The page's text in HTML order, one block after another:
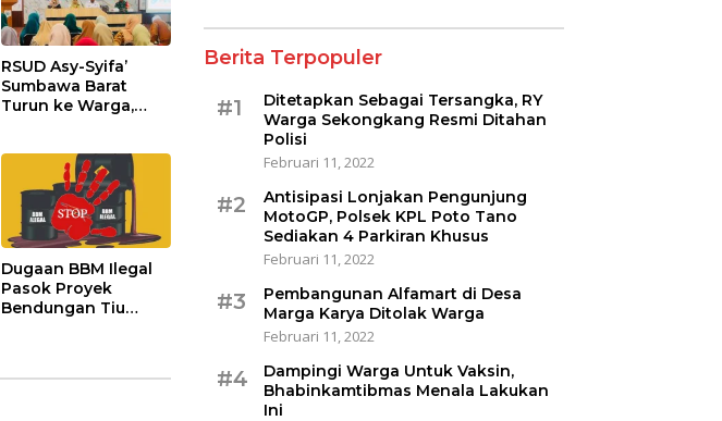
RSUD Asy-Syifa’
Sumbawa Barat
Turun ke Warga,
Transparan
Dugaan BBM Ilegal
Pasok Proyek
Bendungan Tiu
Berita Terpopuler
#1
Ditetapkan Sebagai Tersangka, RY
Warga Sekongkang Resmi Ditahan
Polisi
Februari 11, 2022
#2
Antisipasi Lonjakan Pengunjung
MotoGP, Polsek KPL Poto Tano
Sediakan 4 Parkiran Khusus
Februari 11, 2022
#3
Pembangunan Alfamart di Desa
Marga Karya Ditolak Warga
Februari 11, 2022
#4
Dampingi Warga Untuk Vaksin,
Bhabinkamtibmas Menala Lakukan
Ini